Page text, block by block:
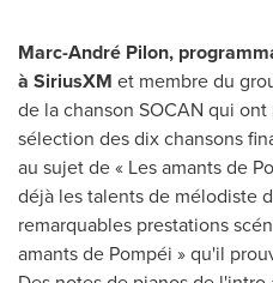
Marc-André Pilon,
à SiriusXM et membre du
de lachanson SOCAN qui
sélection des dix chansons
au sujet de « Les amants de
déjà les talents de mélodiste
remarquables prestations
amants de Pompéi » qu'il